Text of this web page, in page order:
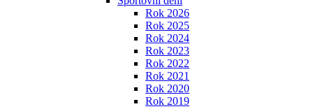
Rok 2026
Rok 2025
Rok 2024
Rok 2023
Rok 2022
Rok 2021
Rok 2020
Rok 2019